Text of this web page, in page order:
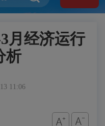
月经济运行
析
11:06